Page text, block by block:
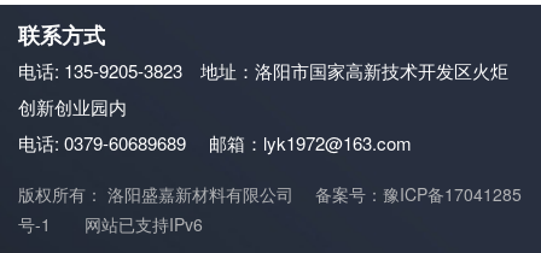
联系方式
电话: 135-9205-3823 地址：洛阳市国家高新技术开发区火炬
创新创业园内
电话: 0379-60689689
邮箱：lyk1972@163.com
版权所有： 洛阳盛嘉新材料有限公司 备案号：豫ICP备17041285
号-1
网站已支持IPv6